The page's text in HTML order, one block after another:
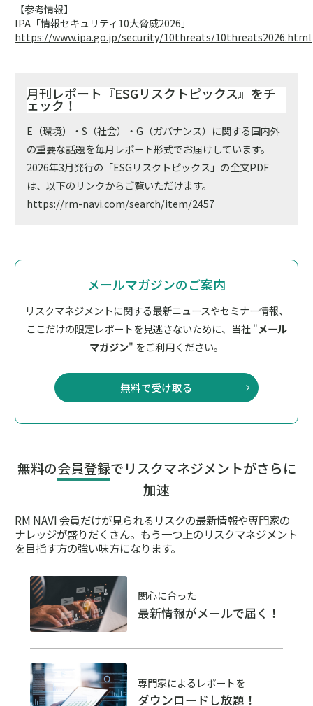
【参考情報】
IPA「情報セキュリティ10大脅威2026」
https://www.ipa.go.jp/security/10threats/10threats2026.html
月刊レポート『ESGリスクトピックス』をチ
ェック！
E（環境）・S（社会）・G（ガバナンス）に関する国内外
の重要な話題を毎月レポート形式でお届けしています。
2026年3月発行の「ESGリスクトピックス」の全文PDF
は、以下のリンクからご覧いただけます。
https://rm-navi.com/search/item/2457
メールマガジンのご案内
リスクマネジメントに関する最新ニュースやセミナー情報、
ここだけの限定レポートを見逃さないために、 当社 "メール
マガジン" をご利用ください。
無料で受け取る
無料の会員登録でリスクマネジメントがさらに
加速
RM NAVI 会員だけが見られるリスクの最新情報や専門家の
ナレッジが盛りだくさん。 もう一つ上のリスクマネジメント
を目指す方の強い味方になります。
関心に合った
最新情報がメールで届く！
専門家によるレポートを
ダウンロードし放題！